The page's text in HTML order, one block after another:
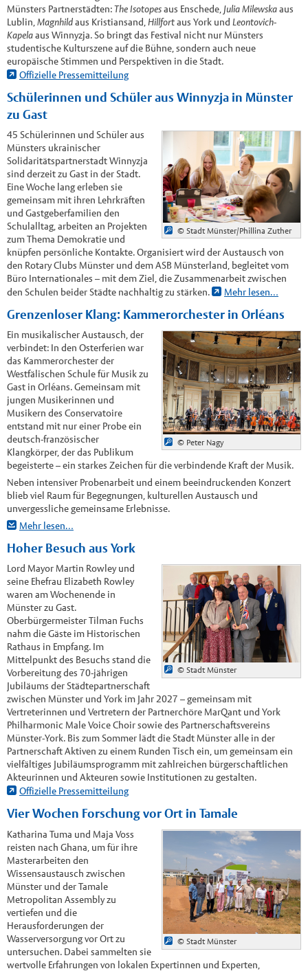
Münsters Partnerstädten:The Isotopesaus Enschede, Julia Milewskaaus
Lublin, Magnhildaus Kristiansand, Hillfortaus York und Leontovich-
Kapelaaus Winnyzja. So bringt das Festival nicht nur Münsters
studentische Kulturszene auf die Bühne, sondern auch neue
europäische Stimmen und Perspektiven in die Stadt.
Offizielle Pressemitteilung
Schülerinnen und Schüler aus Winnyzja in Münster
zu Gast
© Stadt Münster/Phillina Zuther
45 Schülerinnen und Schüler aus
Münsters ukrainischer
Solidaritätspartnerstadt Winnyzja
sind derzeit zu Gast in der Stadt.
Eine Woche lang erleben sie
gemeinsam mit ihren Lehrkräften
und Gastgeberfamilien den
Schulalltag, arbeiten an Projekten
zum Thema Demokratie und
knüpfen persönliche Kontakte. Organisiert wird der Austausch von
den Rotary Clubs Münster und dem ASB Münsterland, begleitet vom
Büro Internationales – mit dem Ziel, die Zusammenarbeit zwischen
den Schulen beider Städte nachhaltig zu stärken.
Mehr lesen…
Grenzenloser Klang: Kammerorchester in Orléans
© Peter Nagy
Ein musikalischer Austausch, der
verbindet: In den Osterferien war
das Kammerorchester der
Westfälischen Schule für Musik zu
Gast in Orléans. Gemeinsam mit
jungen Musikerinnen und
Musikern des Conservatoire
entstand mit nur einer Probe ein
deutsch-französischer
Klangkörper, der das Publikum
begeisterte – ein starkes Zeichen für die verbindende Kraft der Musik.
Neben intensiver Probenarbeit und einem beeindruckenden Konzert
blieb viel Raum für Begegnungen, kulturellen Austausch und
unvergessliche gemeinsame Erlebnisse.
Mehr lesen…
Hoher Besuch aus York
© Stadt Münster
Lord Mayor Martin Rowley und
seine Ehefrau Elizabeth Rowley
waren am Wochenende in
Münster zu Gast.
Oberbürgermeister Tilman Fuchs
nahm die Gäste im Historischen
Rathaus in Empfang. Im
Mittelpunkt des Besuchs stand die
Vorbereitung des 70-jährigen
Jubiläums der Städtepartnerschaft
zwischen Münster und York im Jahr 2027 – gemeinsam mit
Vertreterinnen und Vertretern der Partnerchöre MarQant und York
Philharmonic Male Voice Choir sowie des Partnerschaftsvereins
Münster-York. Bis zum Sommer lädt die Stadt Münster alle in der
Partnerschaft Aktiven zu einem Runden Tisch ein, um gemeinsam ein
vielfältiges Jubiläumsprogramm mit zahlreichen bürgerschaftlichen
Akteurinnen und Akteuren sowie Institutionen zu gestalten.
Offizielle Pressemitteilung
Vier Wochen Forschung vor Ort in Tamale
© Stadt Münster
Katharina Tuma und Maja Voss
reisten nach Ghana, um für ihre
Masterarbeiten den
Wissensaustausch zwischen
Münster und der Tamale
Metropolitan Assembly zu
vertiefen und die
Herausforderungen der
Wasserversorgung vor Ort zu
untersuchen. Dabei sammelten sie
wertvolle Erfahrungen von lokalen Expertinnen und Experten,